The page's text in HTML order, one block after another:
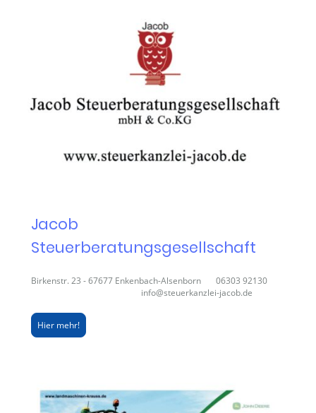
Jacob
Steuerberatungsgesellschaft
Birkenstr. 23 - 67677 Enkenbach-Alsenborn 06303 92130
info@steuerkanzlei-jacob.de
Hier mehr!